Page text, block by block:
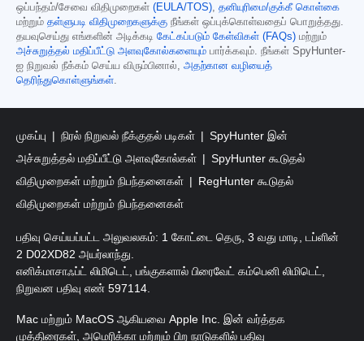
ஒப்பந்தம்/சேவை விதிமுறைகள் (EULA/TOS), தனியுரிமை/குக்கீ கொள்கை
மற்றும் தள்ளுபடி விதிமுறைகளுக்கு நீங்கள் ஒப்புக்கொள்வதைப் பொறுத்தது.
தயவுசெய்து எங்களின் அடிக்கடி கேட்கப்படும் கேள்விகள் (FAQs) மற்றும்
அச்சுறுத்தல் மதிப்பீட்டு அளவுகோல்களையும் பார்க்கவும். நீங்கள் SpyHunter-
ஐ நிறுவல் நீக்கம் செய்ய விரும்பினால், அதற்கான வழியைத்
தெரிந்துகொள்ளுங்கள்.
முகப்பு நிரல் நிறுவல் நீக்குதல் படிகள்
SpyHunter இன்
அச்சுறுத்தல் மதிப்பீட்டு அளவுகோல்கள்
SpyHunter கூடுதல்
விதிமுறைகள் மற்றும் நிபந்தனைகள்
RegHunter கூடுதல்
விதிமுறைகள் மற்றும் நிபந்தனைகள்
பதிவு செய்யப்பட்ட அலுவலகம்: 1 கோட்டை தெரு, 3 வது மாடி, டப்ளின்
2 D02XD82 அயர்லாந்து.
எனிக்மாசாஃப்ட் லிமிடெட், பங்குகளால் பிரைவேட் கம்பெனி லிமிடெட்,
நிறுவன பதிவு எண் 597114.
Mac மற்றும் MacOS ஆகியவை Apple Inc. இன் வர்த்தக
முத்திரைகள், அமெரிக்கா மற்றும் பிற நாடுகளில் பதிவு